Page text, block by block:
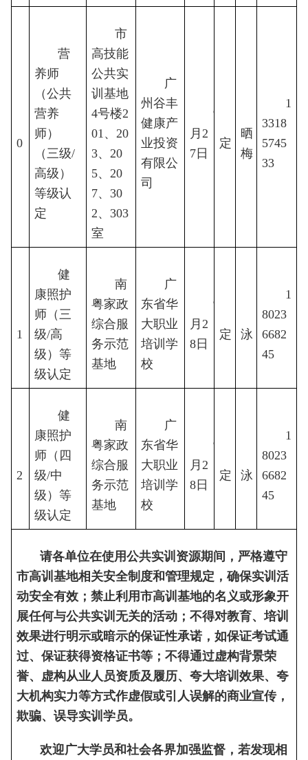
1
0
营
养师
（公共
营养
师）
（三级/
高级）
等级认
定
市
高技能
公共实
训基地
4号楼2
01、20
3、20
5、20
7、30
2、303
室
广
州谷丰
健康产
业投资
有限公
司
9
月2
7日
定
晒
梅
1
3318
5745
33
1
1
健
康照护
师（三
级/高
级）等
级认定
南
粤家政
综合服
务示范
基地
广
东省华
大职业
培训学
校
9
月2
8日
定
陈
泳
1
8023
6682
45
1
2
健
康照护
师（四
级/中
级）等
级认定
南
粤家政
综合服
务示范
基地
广
东省华
大职业
培训学
校
9
月2
8日
定
陈
泳
1
8023
6682
45
请各单位在使用公共实训资源期间，严格遵守
市高训基地相关安全制度和管理规定，确保实训活
动安全有效；禁止利用市高训基地的名义或形象开
展任何与公共实训无关的活动；不得对教育、培训
效果进行明示或暗示的保证性承诺，如保证考试通
过、保证获得资格证书等；不得通过虚构背景荣
誉、虚构从业人员资质及履历、夸大培训效果、夸
大机构实力等方式作虚假或引人误解的商业宣传，
欺骗、误导实训学员。
欢迎广大学员和社会各界加强监督，若发现相